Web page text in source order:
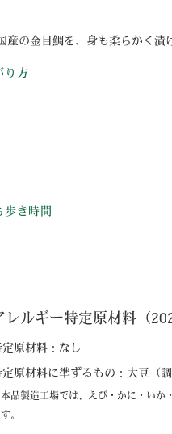
産の金目鯛を、身も柔らかく漬
り方
歩き時間
レルギー特定原材料（
原材料： なし
定原材料に準ずるもの： 大豆（調
本品製造工場では、えび・かに・いか
す。